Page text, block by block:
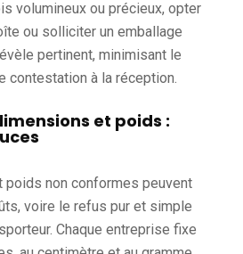
volumineux ou précieux, opter
ou solliciter un emballage
pertinent, minimisant le
contestation à la réception.
et poids :
poids non conformes peuvent
voire le refus pur et simple
Chaque entreprise fixe